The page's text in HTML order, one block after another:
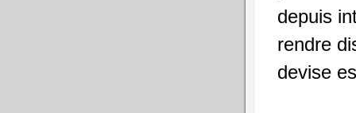
depuis
rendre
devise